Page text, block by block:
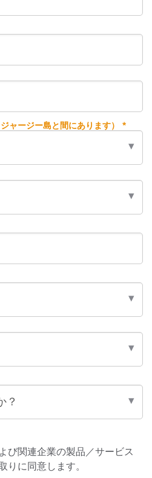
ャージー島と間にあります） *
び関連企業の製品／サービス
りに同意します。